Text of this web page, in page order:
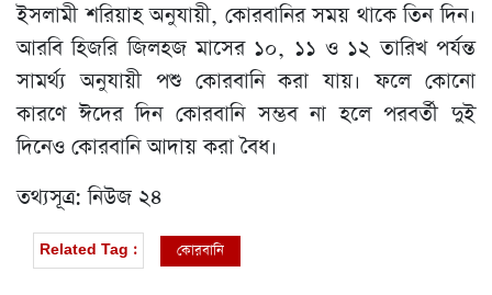
ইসলামী শরিয়াহ অনুযায়ী, কোরবানির সময় থাকে তিন দিন।
আরবি হিজরি জিলহজ মাসের ১০, ১১ ও ১২ তারিখ পর্যন্ত
সামর্থ্য অনুযায়ী পশু কোরবানি করা যায়। ফলে কোনো
কারণে ঈদের দিন কোরবানি সম্ভব না হলে পরবর্তী দুই
দিনেও কোরবানি আদায় করা বৈধ।
তথ্যসূত্র: নিউজ ২৪
Related Tag : কোরবানি